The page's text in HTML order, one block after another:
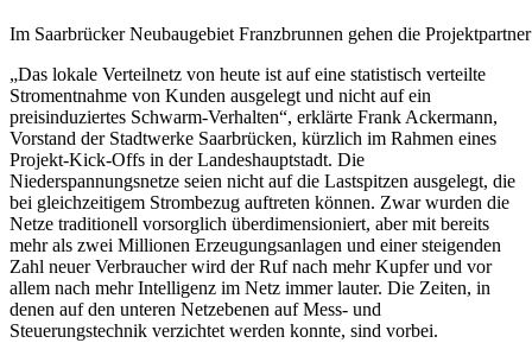
Im Saarbrücker Neubaugebiet Franzbrunnen gehen die
„Das lokale Verteilnetz von heute ist auf eine statistisch verteilte
Stromentnahme von Kunden ausgelegt und nicht auf ein
preisinduziertes Schwarm-Verhalten“, erklärte Frank Ackermann,
Vorstand der Stadtwerke Saarbrücken, kürzlich im Rahmen eines
Projekt-Kick-Offs in der Landeshauptstadt. Die
Niederspannungsnetze seien nicht auf die Lastspitzen ausgelegt, die
bei gleichzeitigem Strombezug auftreten können. Zwar wurden die
Netze traditionell vorsorglich überdimensioniert, aber mit bereits
mehr als zwei Millionen Erzeugungsanlagen und einer steigenden
Zahl neuer Verbraucher wird der Ruf nach mehr Kupfer und vor
allem nach mehr Intelligenz im Netz immer lauter. Die Zeiten, in
denen auf den unteren Netzebenen auf Mess- und
Steuerungstechnik verzichtet werden konnte, sind vorbei.